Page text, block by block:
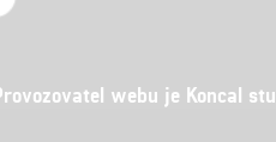
webu je Koncal